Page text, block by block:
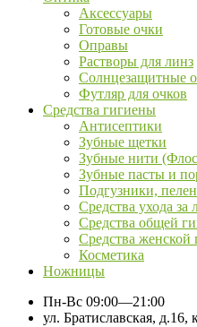
Аксессуары
Готовые очки
Оправы
Растворы для линз
Солнцезащитные
Футляр для очков
Средства гигиены
Антисептики
Зубные щетки
Зубные нити
Зубные пасты и
Подгузники,
Средства ухода
Средства общей
Средства женской
Косметика
Ножницы
Пн-Вс 09:00—21:00
ул. Братиславская, д.16,